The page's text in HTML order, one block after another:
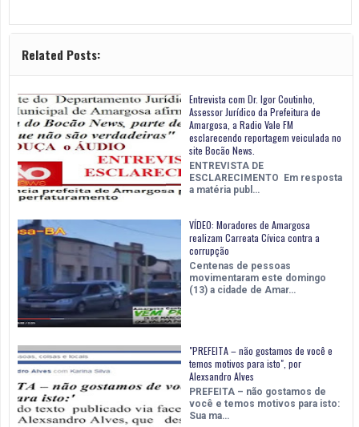
Related Posts:
Entrevista com Dr. Igor Coutinho,
Assessor Jurídico da Prefeitura de
Amargosa, a Radio Vale FM
esclarecendo reportagem veiculada no
site Bocão News.
ENTREVISTA DE
ESCLARECIMENTO Em resposta
a matéria publ…
VÍDEO: Moradores de Amargosa
realizam Carreata Cívica contra a
corrupção
Centenas de pessoas
movimentaram este domingo
(13) a cidade de Amar…
"PREFEITA – não gostamos de você e
temos motivos para isto", por
Alexsandro Alves
PREFEITA – não gostamos de
você e temos motivos para isto:
Sua ma…